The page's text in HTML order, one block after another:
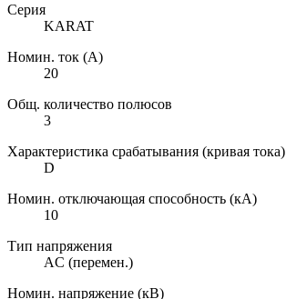
Серия
KARAT
Номин. ток (А)
20
Общ. количество полюсов
3
Характеристика срабатывания (кривая тока)
D
Номин. отключающая способность (кА)
10
Тип напряжения
AC (перемен.)
Номин. напряжение (кВ)